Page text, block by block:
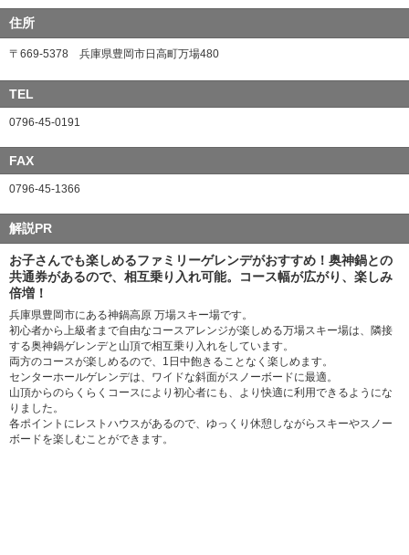
住所
〒669-5378 兵庫県豊岡市日高町万場480
TEL
0796-45-0191
FAX
0796-45-1366
解説PR
お子さんでも楽しめるファミリーゲレンデがおすすめ！奥神鍋との
共通券があるので、相互乗り入れ可能。コース幅が広がり、楽しみ
倍増！
兵庫県豊岡市にある神鍋高原 万場スキー場です。
初心者から上級者まで自由なコースアレンジが楽しめる万場スキー場は、隣接
する奥神鍋ゲレンデと山頂で相互乗り入れをしています。
両方のコースが楽しめるので、1日中飽きることなく楽しめます。
センターホールゲレンデは、ワイドな斜面がスノーボードに最適。
山頂からのらくらくコースにより初心者にも、より快適に利用できるようにな
りました。
各ポイントにレストハウスがあるので、ゆっくり休憩しながらスキーやスノー
ボードを楽しむことができます。